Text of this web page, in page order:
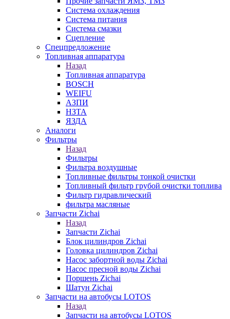
Система охлаждения
Система питания
Система смазки
Сцепление
Спецпредложение
Топливная аппаратура
Назад
Топливная аппаратура
BOSCH
WEIFU
АЗПИ
НЗТА
ЯЗДА
Аналоги
Фильтры
Назад
Фильтры
Фильтра воздушные
Топливные фильтры тонкой очистки
Топливный фильтр грубой очистки топлива
Фильтр гидравлический
фильтра масляные
Запчасти Zichai
Назад
Запчасти Zichai
Блок цилиндров Zichai
Головка цилиндров Zichai
Насос забортной воды Zichai
Насос пресной воды Zichai
Поршень Zichai
Шатун Zichai
Запчасти на автобусы LOTOS
Назад
Запчасти на автобусы LOTOS